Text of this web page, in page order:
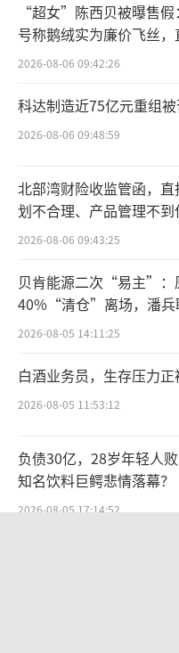
通、惠州、泉州等
启直播带货。本来
emon，打折次数
折扣参加618等购物
驻奥莱的
Lululemon曾
通产品的三倍价
这一策略目前
据12月6日
业绩报告，本季度
美元，按地区划分
Lululemon靠
解药，还是长期
“超女”陈西贝被曝售假
号称鹅绒实为廉价飞丝
百万元
2026-08-06 09:42:26
科达制造近75亿元重组
2026-08-06 09:48:59
北部湾财险收监管函，
划不合理、产品管理不
点”
2026-08-06 09:43:25
贝肯能源二次“易主”：
40%“清仓”离场，潘兵
宏科百世拟入主
2026-08-05 14:11:25
白酒业务员，生存压力
2026-08-05 11:53:12
负债30亿，28岁年轻人败
知名饮料巨鳄悲情落幕？
2026-08-05 17:14:52